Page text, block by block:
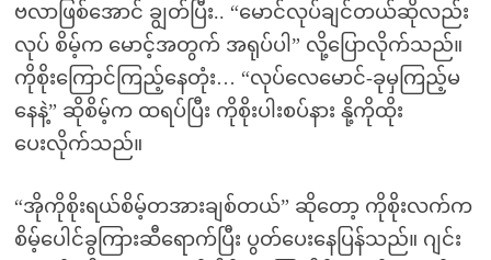
ဗလာဖြစ်အောင် ချွတ်ပြီး.. “မောင်လုပ်ချင်တယ်ဆိုလည်း
လုပ် စိမ့်က မောင့်အတွက် အရုပ်ပါ” လို့ပြောလိုက်သည်။
ကိုစိုးကြောင်ကြည့်နေတုံး… “လုပ်လေမောင်-ခုမှကြည့်မ
နေနဲ့” ဆိုစိမ့်က ထရပ်ပြီး ကိုစိုးပါးစပ်နား နို့ကိုထိုး
ပေးလိုက်သည်။
“အိုကိုစိုးရယ်စိမ့်တအားချစ်တယ်” ဆိုတော့ ကိုစိုးလက်က
စိမ့်ပေါင်ခွကြားဆီရောက်ပြီး ပွတ်ပေးနေပြန်သည်။ ဂျင်း